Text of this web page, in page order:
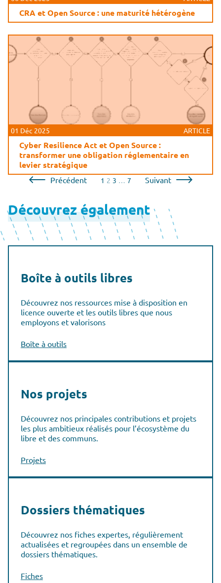
CRA et Open Source : une maturité hétérogène
01 Déc 2025 ARTICLE
Cyber Resilience Act et Open Source :
transformer une obligation réglementaire en
levier stratégique
Pagination
des
publications
Précédent 1 2 3 … 7 Suivant
Découvrez également
Boîte à outils libres
Découvrez nos ressources mise à disposition en
licence ouverte et les outils libres que nous
employons et valorisons
Boîte à outils
Nos projets
Découvrez nos principales contributions et projets
les plus ambitieux réalisés pour l’écosystème du
libre et des communs.
Projets
Dossiers thématiques
Découvrez nos fiches expertes, régulièrement
actualisées et regroupées dans un ensemble de
dossiers thématiques.
Fiches